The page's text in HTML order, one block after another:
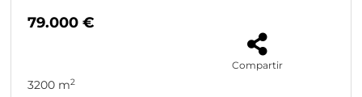
79.000 €
Compartir
3200 m2